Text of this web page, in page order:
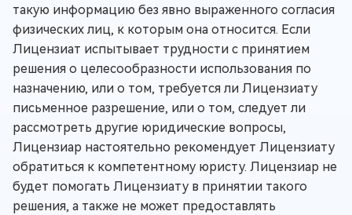
такую информацию без явно выраженного согласия
физических лиц, к которым она относится. Если
Лицензиат испытывает трудности с принятием
решения о целесообразности использования по
назначению, или о том, требуется ли Лицензиату
письменное разрешение, или о том, следует ли
рассмотреть другие юридические вопросы,
Лицензиар настоятельно рекомендует Лицензиату
обратиться к компетентному юристу. Лицензиар не
будет помогать Лицензиату в принятии такого
решения, а также не может предоставлять